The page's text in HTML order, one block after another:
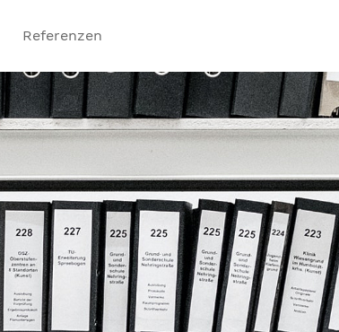
Referenzen